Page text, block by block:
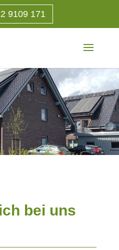
9109 171
bei uns